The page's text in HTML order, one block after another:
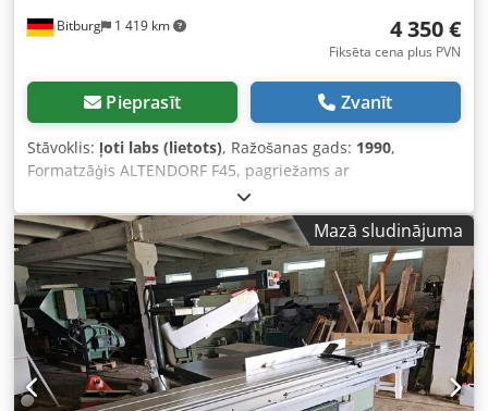
Bitburg 1 419 km 4 350 €
Fiksēta cena plus PVN
Pieprasīt Zvanīt
Stāvoklis: ļoti labs (lietots), Ražošanas gads: 1990,
Formatzāģis ALTENDORF F45, pagriežams ar
priekšgriešanas iekārtu Priekšgriešanas agregāts dubultā
rullīšu rati, pagriestams, paralēlā lineāla vadotne
Pagarinošais galds, galda pagarinājums eloksēts alumīnijs,
galda paplašinājums eloksēts alumīnijs, augšējā
aizsargvāka šaurs un plats ----- Tehniskie dati -----
Dcsdjzipw Ispfx Apnsk Pagriešanas diapazons: 45°, ratu
garums: 3200 mm, griezuma platums: 1250 mm, maks.
zāģa asmens Ø: 450 mm, motora jauda: 5,5 kW, 3 ātrumi
Nosūces pieslēgums Ø: 80 / 120 mm Atrašanās vieta: no
noliktavas 54634 Bitburg - pieejams nekavējoties -
Mazā sludinājuma